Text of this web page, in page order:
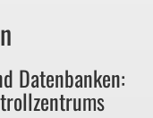
zu viel
brauchen?
Datenbanken: